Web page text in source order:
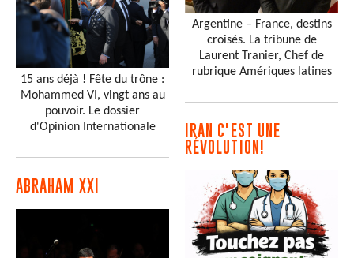
15 ans déjà ! Fête du trône :
Mohammed VI, vingt ans au
pouvoir. Le dossier
d'Opinion Internationale
ABRAHAM XXI
Argentine – France, destins
croisés. La tribune de
Laurent Tranier, Chef de
rubrique Amériques latines
IRAN C'EST UNE
RÉVOLUTION!